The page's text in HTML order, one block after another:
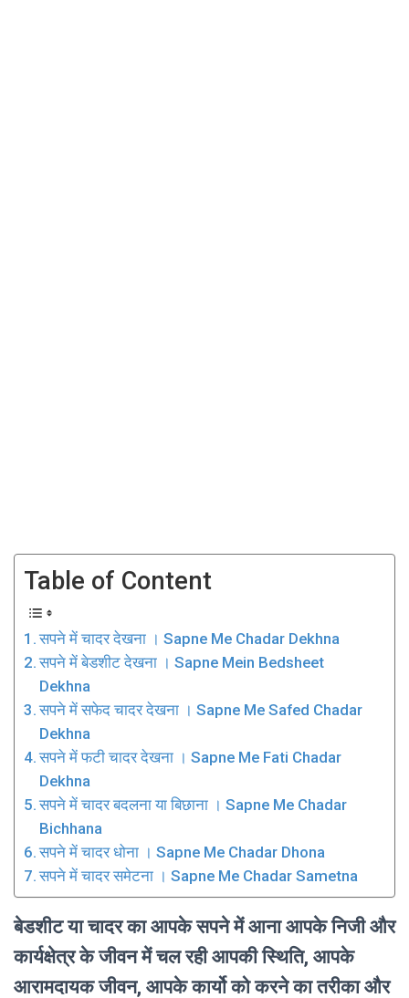
Table of Content
सपने में चादर देखना । Sapne Me Chadar Dekhna
सपने में बेडशीट देखना । Sapne Mein Bedsheet
Dekhna
सपने में सफेद चादर देखना । Sapne Me Safed Chadar
Dekhna
सपने में फटी चादर देखना । Sapne Me Fati Chadar
Dekhna
सपने में चादर बदलना या बिछाना । Sapne Me Chadar
Bichhana
सपने में चादर धोना । Sapne Me Chadar Dhona
सपने में चादर समेटना । Sapne Me Chadar Sametna
बेडशीट या चादर का आपके सपने में आना आपके निजी और
कार्यक्षेत्र के जीवन में चल रही आपकी स्थिति, आपके
आरामदायक जीवन, आपके कार्यो को करने का तरीका और